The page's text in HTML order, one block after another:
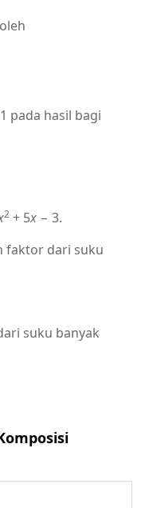
pada hasil bagi
2 + 5x − 3.
faktor dari suku
suku banyak